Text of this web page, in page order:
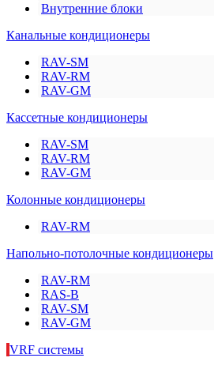
Внутренние блоки
Канальные кондиционеры
RAV-SM
RAV-RM
RAV-GM
Кассетные кондиционеры
RAV-SM
RAV-RM
RAV-GM
Колонные кондиционеры
RAV-RM
Напольно-потолочные кондиционеры
RAV-RM
RAS-B
RAV-SM
RAV-GM
VRF системы